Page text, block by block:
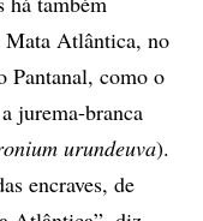
Mata Atlântica, no
Pantanal, como o
jurema-branca
urundeuva).
encraves, de